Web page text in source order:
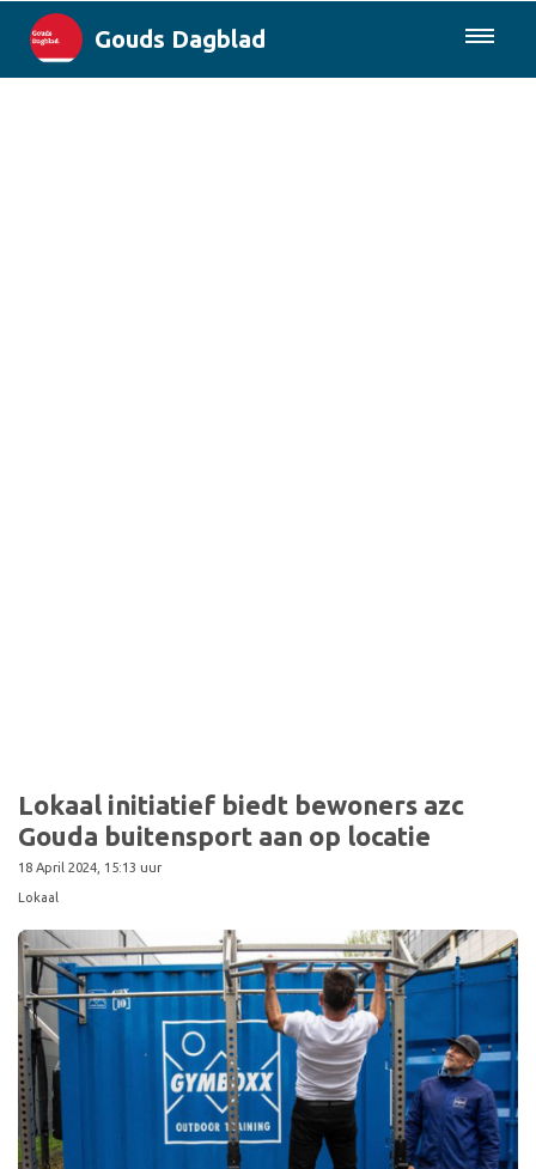
Gouds Dagblad
Lokaal initiatief biedt bewoners azc
Gouda buitensport aan op locatie
18 April 2024, 15:13 uur
Lokaal